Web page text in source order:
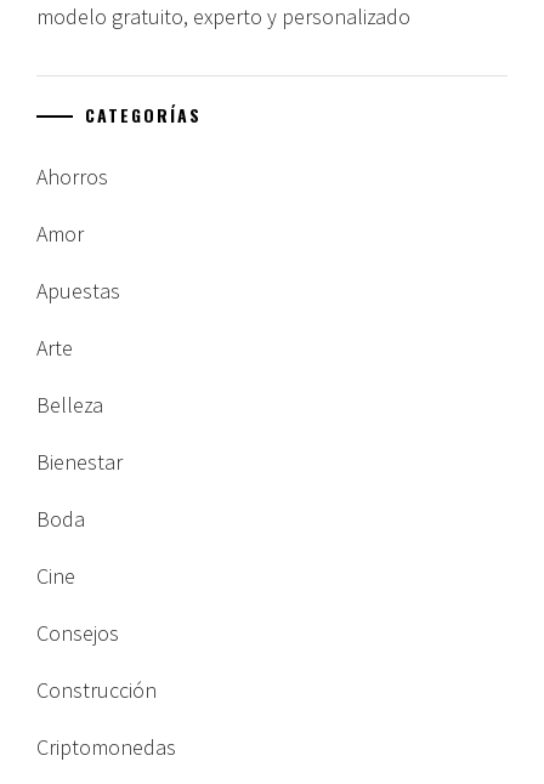
modelo gratuito, experto y personalizado
CATEGORÍAS
Ahorros
Amor
Apuestas
Arte
Belleza
Bienestar
Boda
Cine
Consejos
Construcción
Criptomonedas